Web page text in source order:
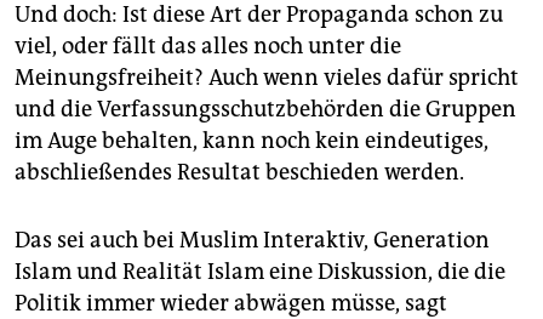
Und doch: Ist diese Art der Propaganda schon zu
viel, oder fällt das alles noch unter die
Meinungsfreiheit? Auch wenn vieles dafür spricht
und die Verfassungsschutzbehörden die Gruppen
im Auge behalten, kann noch kein eindeutiges,
abschließendes Resultat beschieden werden.
Das sei auch bei Muslim Interaktiv, Generation
Islam und Realität Islam eine Diskussion, die die
Politik immer wieder abwägen müsse, sagt